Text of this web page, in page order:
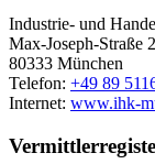
Industrie- und
Max-Joseph-Straße 2
80333 München
Telefon: +49 89
Internet: www.ihk-